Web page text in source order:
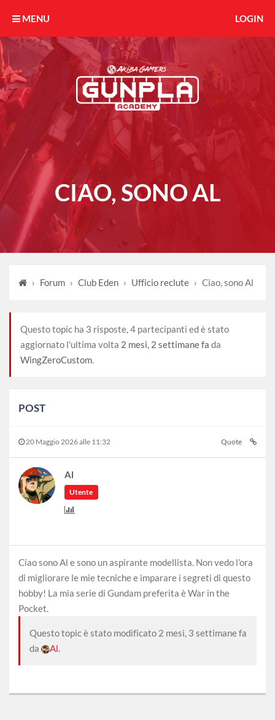
MENU LOGIN
CIAO, SONO AL
› Forum › Club Eden › Ufficio reclute › Ciao, sono Al
Questo topic ha 3 risposte, 4 partecipanti ed è stato
aggiornato l'ultima volta 2 mesi, 2 settimane fa da
WingZeroCustom.
POST
20 Maggio 2026 alle 11:32 Quote
Al
Utente
Ciao sono Al e sono un aspirante modellista. Non vedo l’ora
di migliorare le mie tecniche e imparare i segreti di questo
hobby! La mia serie di Gundam preferita è War in the
Pocket.
Questo topic è stato modificato 2 mesi, 3 settimane fa
da
Al.